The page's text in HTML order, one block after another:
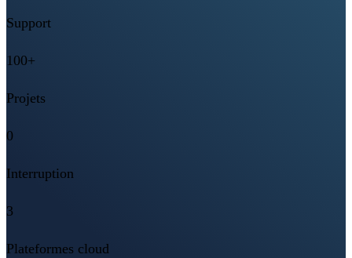
Support
100+
Projets
0
Interruption
3
Plateformes cloud